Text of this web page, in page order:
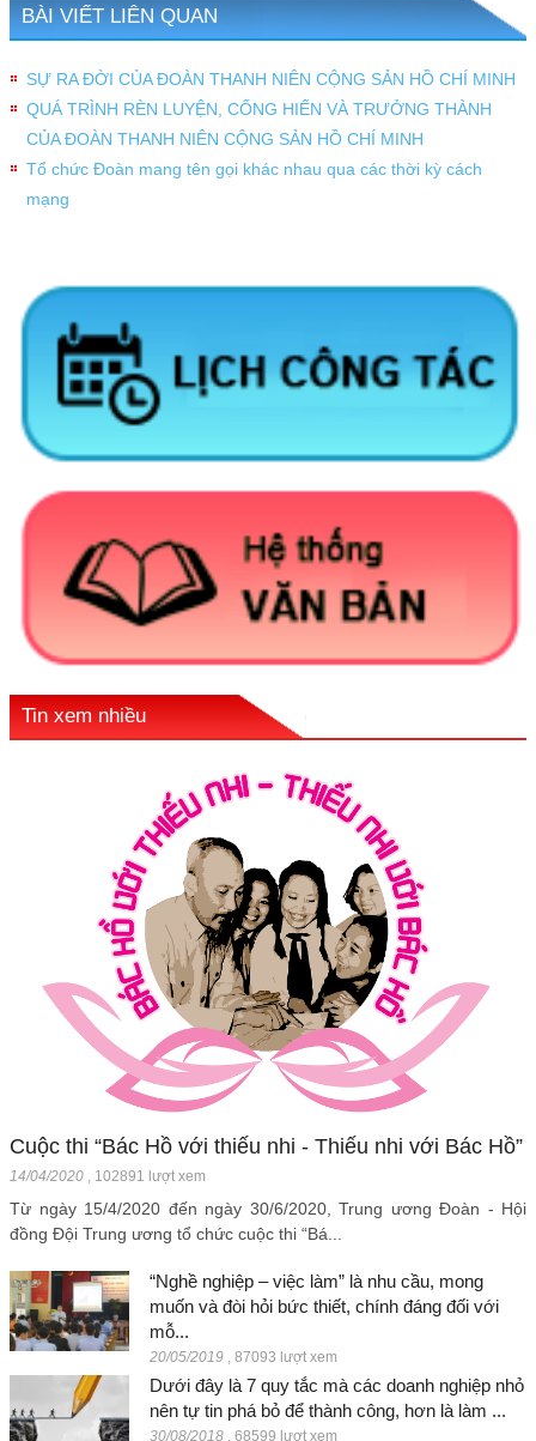
BÀI VIẾT LIÊN QUAN
SỰ RA ĐỜI CỦA ĐOÀN THANH NIÊN CỘNG SẢN HỒ CHÍ MINH
QUÁ TRÌNH RÈN LUYỆN, CỐNG HIẾN VÀ TRƯỞNG THÀNH
CỦA ĐOÀN THANH NIÊN CỘNG SẢN HỒ CHÍ MINH
Tổ chức Đoàn mang tên gọi khác nhau qua các thời kỳ cách
mạng
Tin xem nhiều
Cuộc thi “Bác Hồ với thiếu nhi - Thiếu nhi với Bác Hồ”
14/04/2020 102891 lượt xem
Từ ngày 15/4/2020 đến ngày 30/6/2020, Trung ương Đoàn - Hội
đồng Đội Trung ương tổ chức cuộc thi “Bá...
“Nghề nghiệp – việc làm” là nhu cầu, mong
muốn và đòi hỏi bức thiết, chính đáng đối với
mỗ...
20/05/2019 87093 lượt xem
Dưới đây là 7 quy tắc mà các doanh nghiệp nhỏ
nên tự tin phá bỏ để thành công, hơn là làm ...
30/08/2018 68599 lượt xem